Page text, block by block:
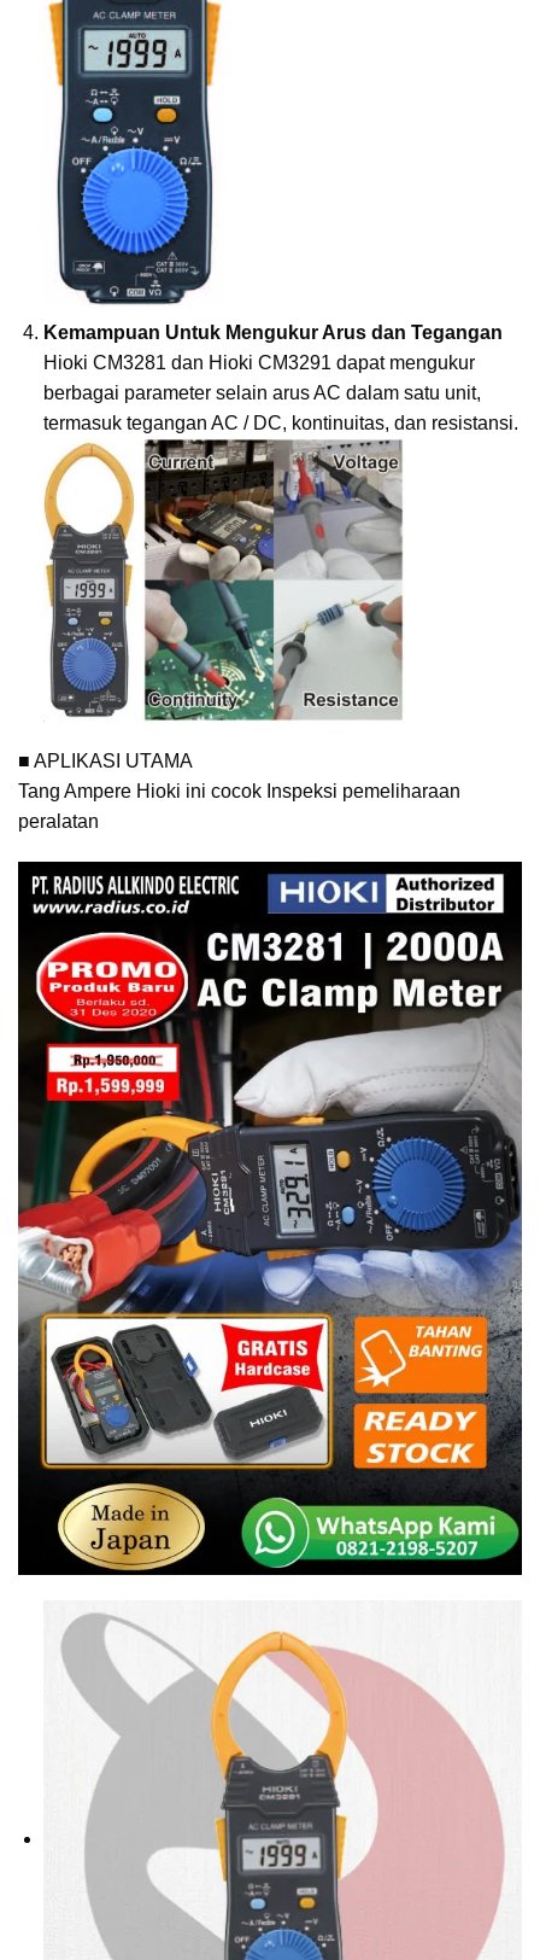
Kemampuan Untuk Mengukur Arus dan Tegangan
Hioki CM3281 dan Hioki CM3291 dapat mengukur
berbagai parameter selain arus AC dalam satu unit,
termasuk tegangan AC / DC, kontinuitas, dan resistansi.
■ APLIKASI UTAMA
Tang Ampere Hioki ini cocok Inspeksi pemeliharaan
peralatan